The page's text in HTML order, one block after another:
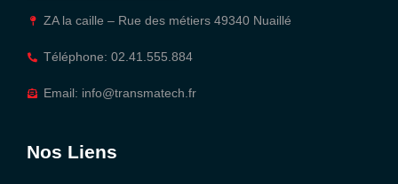
ZA la caille – Rue des métiers 49340 Nuaillé
Téléphone: 02.41.555.884
Email: info@transmatech.fr
Nos Liens